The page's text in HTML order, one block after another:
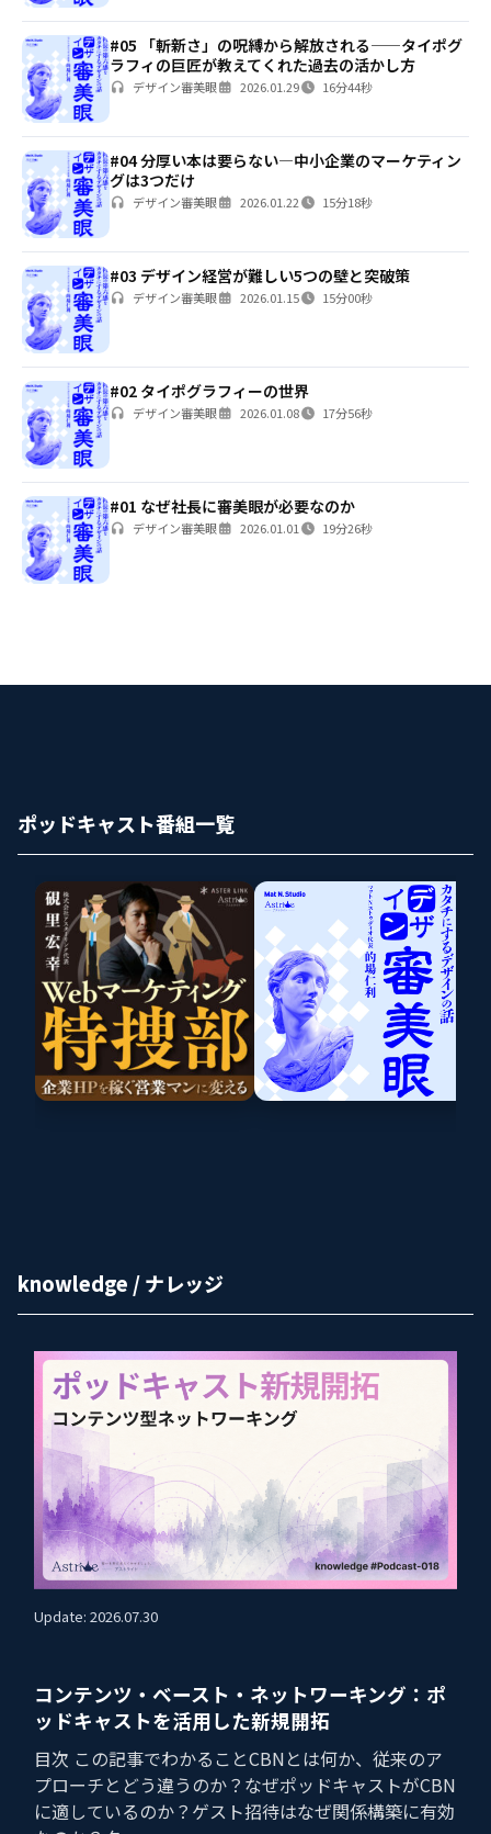
#05 「斬新さ」の呪縛から解放される——タイポグ
ラフィの巨匠が教えてくれた過去の活かし方
デザイン審美眼 2026.01.29 16分44秒
#04 分厚い本は要らない—中小企業のマーケティン
グは3つだけ
デザイン審美眼 2026.01.22 15分18秒
#03 デザイン経営が難しい5つの壁と突破策
デザイン審美眼 2026.01.15 15分00秒
#02 タイポグラフィーの世界
デザイン審美眼 2026.01.08 17分56秒
#01 なぜ社長に審美眼が必要なのか
デザイン審美眼 2026.01.01 19分26秒
ポッドキャスト番組一覧
knowledge / ナレッジ
Update: 2026.07.30
コンテンツ・ベースト・ネットワーキング：ポ
ッドキャストを活用した新規開拓
目次 この記事でわかることCBNとは何か、従来のア
プローチとどう違うのか？なぜポッドキャストがCBN
に適しているのか？ゲスト招待はなぜ関係構築に有効